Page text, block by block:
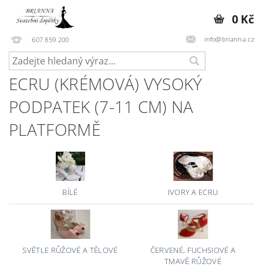
607 859 200 info@brianna.cz
0 Kč
ECRU (KRÉMOVÁ) VYSOKÝ
PODPATEK (7-11 CM) NA
PLATFORMĚ
BÍLÉ IVORY A ECRU
SVĚTLE RŮŽOVÉ A TĚLOVÉ
ČERVENÉ, FUCHSIOVÉ A
TMAVĚ RŮŽOVÉ